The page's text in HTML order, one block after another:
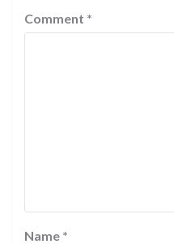
Comment *
Name *